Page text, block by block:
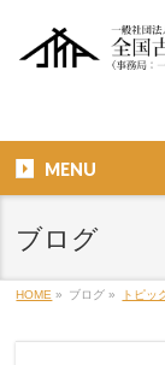
MENU
ブログ
HOME » ブログ » トピッ